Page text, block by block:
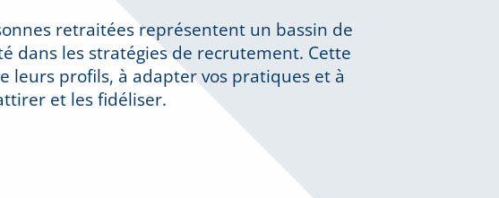
retraitées représentent un bassin de
dans les stratégies de recrutement. Cette
leurs profils, à adapter vos pratiques et à
et les fidéliser.